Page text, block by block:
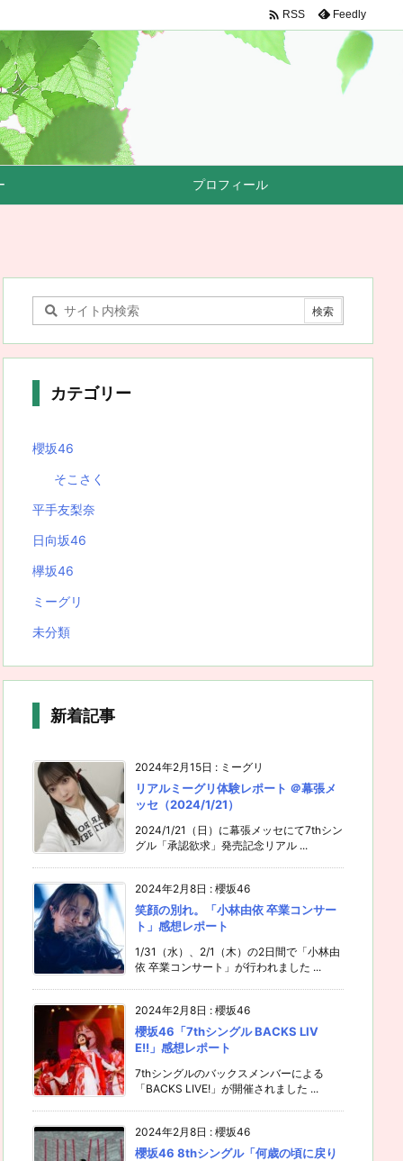
プロフィール
 RSS Feedly
カテゴリー
櫻坂46
そこさく
平手友梨奈
日向坂46
欅坂46
ミーグリ
未分類
新着記事
2024年2月15日 : ミーグリ
リアルミーグリ体験レポート ＠幕張メ
ッセ（2024/1/21）
2024/1/21（日）に幕張メッセにて7thシン
グル「承認欲求」発売記念リアル ...
2024年2月8日 : 櫻坂46
笑顔の別れ。「小林由依 卒業コンサー
ト」感想レポート
1/31（水）、2/1（木）の2日間で「小林由
依 卒業コンサート」が行われました ...
2024年2月8日 : 櫻坂46
櫻坂46「7thシングル BACKS LIV
E!!」感想レポート
7thシングルのバックスメンバーによる
「BACKS LIVE!」が開催されました ...
2024年2月8日 : 櫻坂46
櫻坂46 8thシングル「何歳の頃に戻り